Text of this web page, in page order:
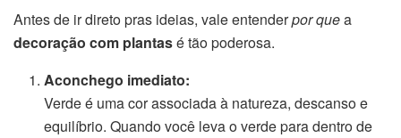
Antes de ir direto pras ideias, vale entenderpor quea
decoração com plantasé tão poderosa.
Aconchego imediato:
Verde é uma cor associada à natureza, descanso e
equilíbrio. Quando você leva o verde para dentro de